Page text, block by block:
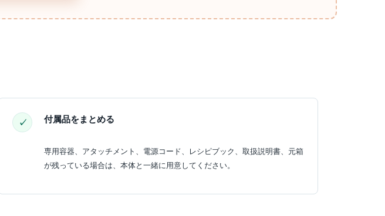
付属品をまとめる
専用容器、アタッチメント、電源コード、レシピブック、取扱説明書、元箱
が残っている場合は、本体と一緒に用意してください。